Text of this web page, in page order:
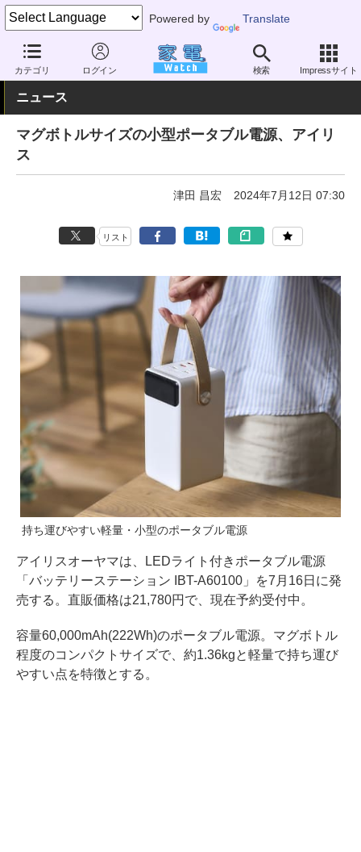
Powered by Translate
カテゴリ ログイン 検索 Impressサイト
家電 Watch 生活家電 電池・タップ モバイルバッテリー
ニュース
マグボトルサイズの小型ポータブル電源、アイリ
ス
津田 昌宏 2024年7月12日 07:30
リスト
持ち運びやすい軽量・小型のポータブル電源
アイリスオーヤマは、LEDライト付きポータブル電源
「バッテリーステーション IBT-A60100」を7月16日に発
売する。直販価格は21,780円で、現在予約受付中。
容量60,000mAh(222Wh)のポータブル電源。マグボトル
程度のコンパクトサイズで、約1.36kgと軽量で持ち運び
やすい点を特徴とする。